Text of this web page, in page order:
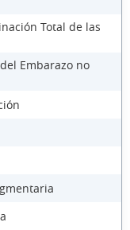
Total de las
Embarazo no